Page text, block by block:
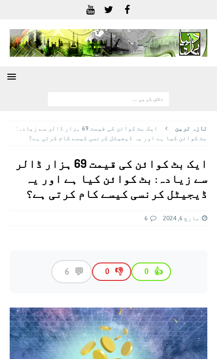
تازہ ترين
ایک بٹ کوائن کی قیمت 69 ہزار ڈالر سے زیادہ:
بٹ کوائن کیا ہے اور یہ ڈیجیٹل کرنسی کیسے کام کرتی ہے؟
ایک بٹ کوائن کی قیمت 69 ہزار ڈالر
سے زیادہ: بٹ کوائن کیا ہے اور یہ
ڈیجیٹل کرنسی کیسے کام کرتی ہے؟
مارچ 6, 2024 6
👍
0
👎
0
💬
6